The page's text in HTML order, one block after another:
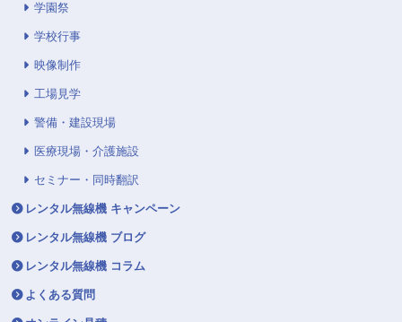
学園祭
学校行事
映像制作
工場見学
警備・建設現場
医療現場・介護施設
セミナー・同時翻訳
レンタル無線機 キャンペーン
レンタル無線機 ブログ
レンタル無線機 コラム
よくある質問